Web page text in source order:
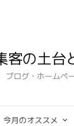
客の土台
ブログ・ホームペ
今月のオススメ